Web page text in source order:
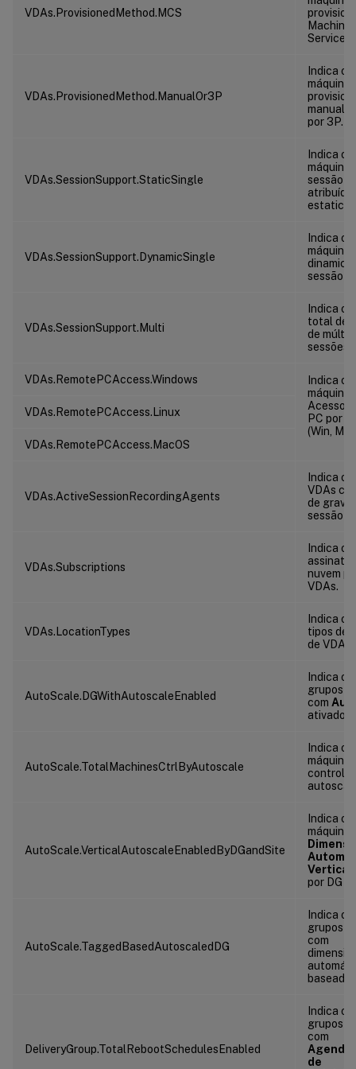
VDAs.ProvisionedMethod.MCS
Machine
Service
VDAs.ProvisionedMethod.ManualOr3P
Indica o
máquinas
por 3P.
VDAs.SessionSupport.StaticSingle
Indica o
sessão
atribuída
VDAs.SessionSupport.DynamicSingle
Indica o
sessão
VDAs.SessionSupport.Multi
Indica o
total de
de
sessões.
VDAs.RemotePCAccess.Windows
Indica o
Acesso
PC por
(Win,
VDAs.RemotePCAccess.Linux
VDAs.RemotePCAccess.MacOS
VDAs.ActiveSessionRecordingAgents
Indica o
VDAs
de
sessão
VDAs.Subscriptions
Indica o
nuvem
VDAs.
VDAs.LocationTypes
Indica o
tipos de
de VDAs.
AutoScale.DGWithAutoscaleEnabled
Indica o
grupos
com
ativado.
AutoScale.TotalMachinesCtrlByAutoscale
Indica o
máquinas
AutoScale.VerticalAutoscaleEnabledByDGandSite
Indica o
Vertical
por DG e
AutoScale.TaggedBasedAutoscaledDG
Indica o
grupos
com
baseado
DeliveryGroup.TotalRebootSchedulesEnabled
Indica o
grupos
com
de